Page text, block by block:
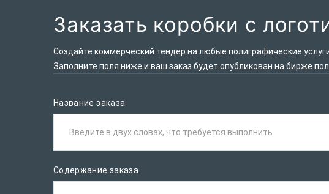
Заказать коробки с
Создайте коммерческий тендер на любые полиграфические
Заполните поля ниже и ваш заказ будет опубликован на бирже
Название заказа
Введите в двух словах, что требуется выполнить
Содержание заказа